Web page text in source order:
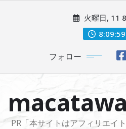
に
火曜日, 11
フォロー
PR「本サイトはアフィリエイ